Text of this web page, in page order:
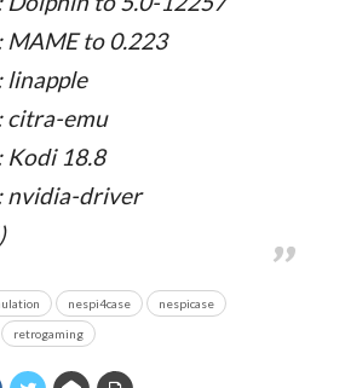
MAME to 0.223
linapple
citra-emu
Kodi 18.8
nvidia-driver
nespi4case nespicase
retrogaming